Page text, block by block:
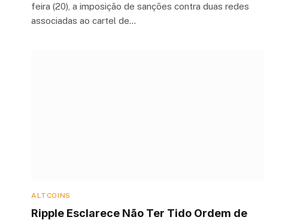
feira (20), a imposição de sanções contra duas redes
associadas ao cartel de…
ALTCOINS
Ripple Esclarece Não Ter Tido Ordem de